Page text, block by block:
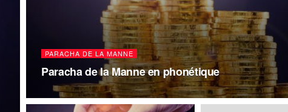
PARACHA DE LA MANNE
Paracha de la Manne en phonétique